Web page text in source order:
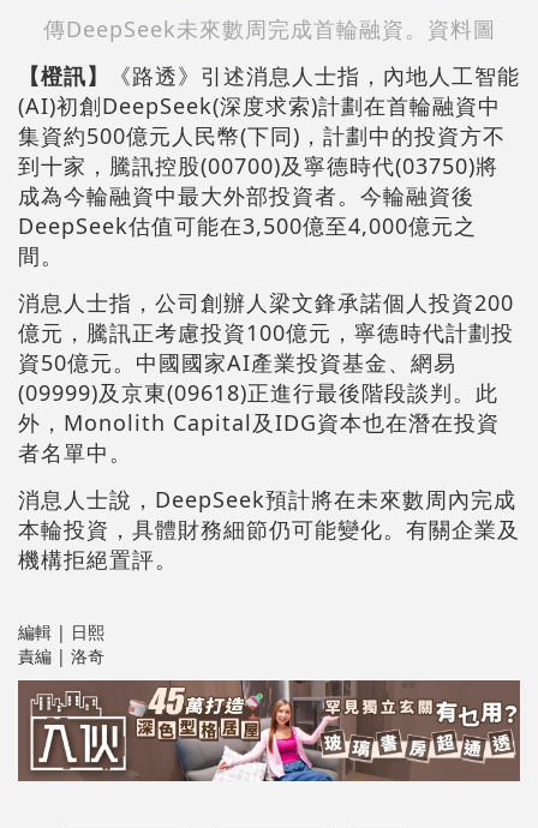
傳DeepSeek未來數周完成首輪融資。資料圖
【橙訊】
《路透》引述消息人士指，內地人工智能
(AI)初創DeepSeek(深度求索)計劃在首輪融資中
集資約500億元人民幣(下同)，計劃中的投資方不
到十家，騰訊控股(00700)及寧德時代(03750)將
成為今輪融資中最大外部投資者。今輪融資後
DeepSeek估值可能在3,500億至4,000億元之
間。
消息人士指，公司創辦人梁文鋒承諾個人投資200
億元，騰訊正考慮投資100億元，寧德時代計劃投
資50億元。中國國家AI產業投資基金、網易
(09999)及京東(09618)正進行最後階段談判。此
外，Monolith Capital及IDG資本也在潛在投資
者名單中。
消息人士說，DeepSeek預計將在未來數周內完成
本輪投資，具體財務細節仍可能變化。有關企業及
機構拒絕置評。
編輯 | 日熙
責編 | 洛奇